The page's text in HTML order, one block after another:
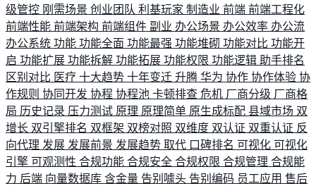
级管控 刚需场景 创业团队 利基玩家 制造业 前端 前端工程化
前端性能 前端架构 前端组件 副业 办公场景 办公效率 办公流
办公系统 功能 功能全面 功能最强 功能堆砌 功能对比 功能开
启 功能扩展 功能拆解 功能拓展 功能权限 功能逻辑 助手排名
区别对比 医疗 十大趋势 十年变迁 升腾 华为 协作 协作体验 协
作规则 协同开发 协程 协程池 卡顿排查 危机 厂商分级 厂商格
局 历史记录 压力测试 原理 原理简单 原生成标配 县域市场 双
增长 双引擎排名 双框架 双榜对照 双维度 双认证 双重认证 反
向代理 发展 发展前景 发展趋势 取代 口碑排名 可视化 可视化
引擎 可观测性 合规功能 合规安全 合规权限 合规管理 合规能
力 后端 向量数据库 含金量 告别噱头 告别编码 员工应用 售后